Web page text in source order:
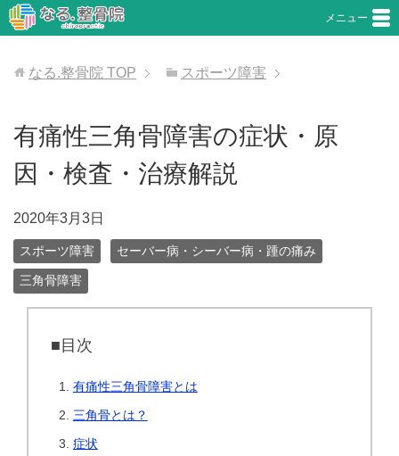
メニュー
なる.整骨院 TOP スポーツ障害
有痛性三角骨障害の症状・原
因・検査・治療解説
2020年3月3日
スポーツ障害 セーバー病・シーバー病・踵の痛み
三角骨障害
■目次
有痛性三角骨障害とは
三角骨とは？
症状